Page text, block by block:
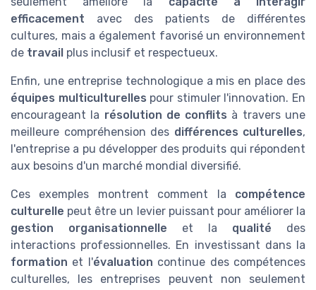
efficacement avec des patients de différentes
cultures, mais a également favorisé un environnement
de travail plus inclusif et respectueux.
Enfin, une entreprise technologique a mis en place des
équipes multiculturelles pour stimuler l'innovation. En
encourageant la résolution de conflits à travers une
meilleure compréhension des différences culturelles,
l'entreprise a pu développer des produits qui répondent
aux besoins d'un marché mondial diversifié.
Ces exemples montrent comment la compétence
culturelle peut être un levier puissant pour améliorer la
gestion organisationnelle et la qualité des
interactions professionnelles. En investissant dans la
formation et l'évaluation continue des compétences
culturelles, les entreprises peuvent non seulement